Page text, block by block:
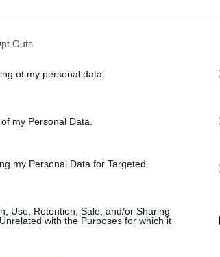
Outs
of my personal data.
my Personal Data.
my Personal Data for Targeted
Use, Retention, Sale, and/or Sharing
with the Purposes for which it